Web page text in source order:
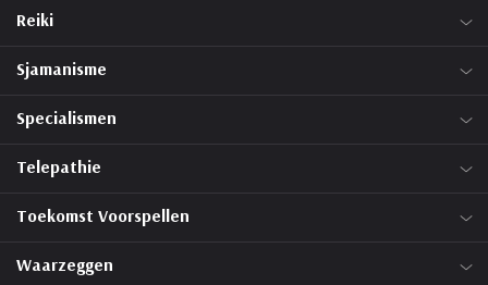
Reiki
Sjamanisme
Specialismen
Telepathie
Toekomst Voorspellen
Waarzeggen